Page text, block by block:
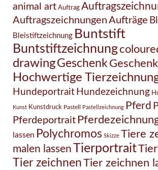
animal art Auftrag
Auftragszeichnungen Aufträge
Bleistiftzeichnung Buntstift
Buntstiftzeichnung
drawingGeschenk
Hochwertige
Hundeportrait Hundezeichnung
Kunst Kunstdruck Pastell Pastellzeichnung Pferd
Pferdeportrait
lassen Polychromos Skizze Tiere
malen lassenTierportrait
Tier zeichnenTier zeichnen